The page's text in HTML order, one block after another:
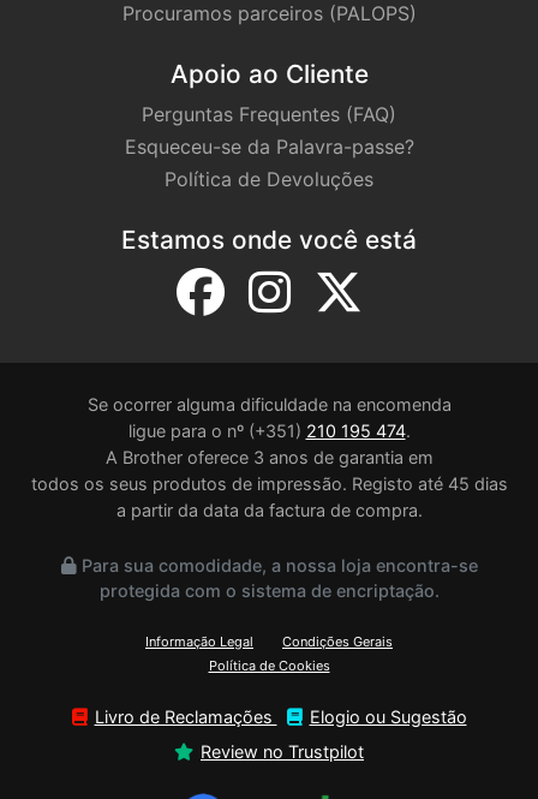
Procuramos parceiros (PALOPS)
Apoio ao Cliente
Perguntas Frequentes (FAQ)
Esqueceu-se da Palavra-passe?
Política de Devoluções
Estamos onde você está
Se ocorrer alguma dificuldade na encomenda
ligue para o nº (+351) 210 195 474.
A Brother oferece 3 anos de garantia em
todos os seus produtos de impressão. Registo até 45 dias
a partir da data da factura de compra.
Para sua comodidade, a nossa loja encontra-se
protegida com o sistema de encriptação.
Informação Legal
Condições Gerais
Política de Cookies
Livro de Reclamações
Elogio ou Sugestão
Review no Trustpilot